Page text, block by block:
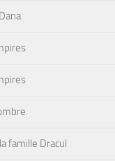
famille Dracul